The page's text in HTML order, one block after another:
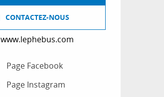
CONTACTEZ-NOUS
www.lephebus.com
Page Facebook
Page Instagram